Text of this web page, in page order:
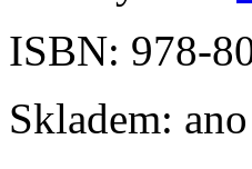
ISBN: 978-
Skladem: ano